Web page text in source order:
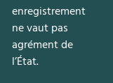
enregistrement
ne vaut pas
agrément de
l’État.